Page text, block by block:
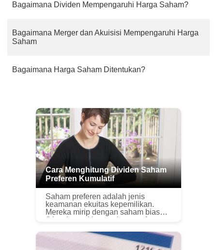
Bagaimana Dividen Mempengaruhi Harga Saham?
Bagaimana Merger dan Akuisisi Mempengaruhi Harga
Saham
Bagaimana Harga Saham Ditentukan?
Cara Menghitung Dividen Saham
Preferen Kumulatif
Saham preferen adalah jenis
keamanan ekuitas kepemilikan.
Mereka mirip dengan saham biasa
(biasa), meskipun saham preferen
dalam rapat pemegang saham.
Berbeda dengan ...